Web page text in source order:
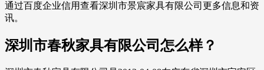
通过百度企业信用查看深圳市景宸家具有限公司更多信息和资
讯。
深圳市春秋家具有限公司怎么样？